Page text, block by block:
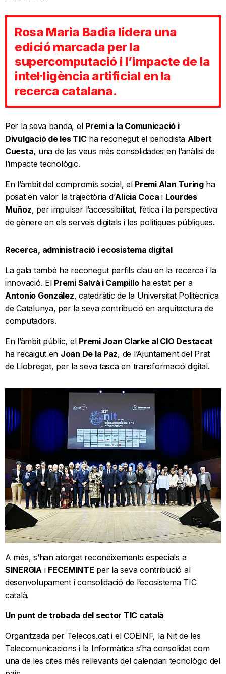
Rosa Maria Badia lidera una
edició marcada per la
supercomputació i l’impacte de la
intel·ligència artificial en la
recerca catalana.
Per la seva banda, el Premi a la Comunicació i
Divulgació de les TICha reconegut el periodista Albert
Cuesta, una de les veus més consolidades en l’anàlisi de
l’impacte tecnològic.
En l’àmbit del compromís social, el Premi Alan Turingha
posat en valor la trajectòria d’Alicia Coca i Lourdes
Muñoz, per impulsar l’accessibilitat, l’ètica i la perspectiva
de gènere en els serveis digitals i les polítiques públiques.
Recerca, administració i ecosistema digital
La gala també ha reconegut perfils clau en la recerca i la
innovació. El Premi Salvà i Campilloha estat per a
Antonio González, catedràtic de la Universitat Politècnica
de Catalunya, per la seva contribució en arquitectura de
computadors.
En l’àmbit públic, el Premi Joan Clarke al CIO Destacat
ha recaigut en Joan De la Paz, de l’Ajuntament del Prat
de Llobregat, per la seva tasca en transformació digital.
A més, s’han atorgat reconeixements especials a
SINERGIAi FECEMINTE per la seva contribució al
desenvolupament i consolidació de l’ecosistema TIC
català.
Un punt de trobada del sector TIC català
Organitzada per Telecos.cat i el COEINF, la Nit de les
Telecomunicacions i la Informàtica s’ha consolidat com
una de les cites més rellevants del calendari tecnològic del